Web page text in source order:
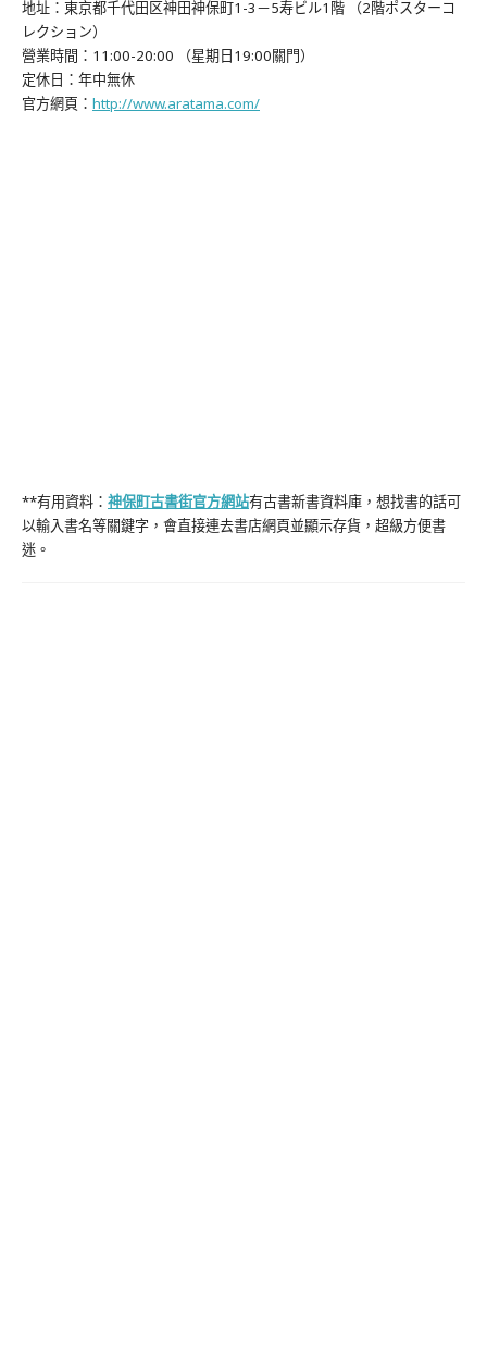
地址：東京都千代田区神田神保町1-3－5寿ビル1階 （2階ポスターコ
レクション）
營業時間：11:00-20:00 （星期日19:00關門）
定休日：年中無休
官方網頁： http://www.aratama.com/
**有用資料： 神保町古書街官方網站有古書新書資料庫，想找書的話可
以輸入書名等關鍵字，會直接連去書店網頁並顯示存貨，超級方便書
迷。